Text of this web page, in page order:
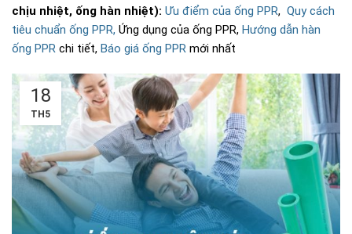
chịu nhiệt, ống hàn nhiệt): Ưu điểm của ống PPR, Quy cách
tiêu chuẩn ống PPR, Ứng dụng của ống PPR, Hướng dẫn hàn
ống PPR chi tiết, Báo giá ống PPR mới nhất
18
TH5